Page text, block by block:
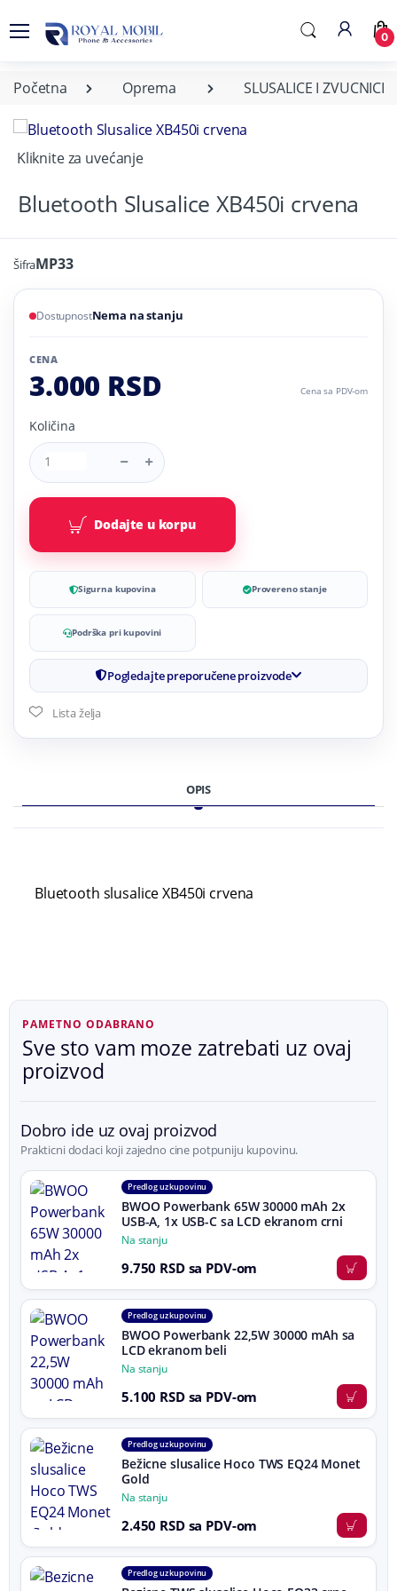
0
Početna Oprema SLUSALICE I ZVUCNICI
Kliknite za uvećanje
Bluetooth Slusalice XB450i crvena
ŠifraMP33
DostupnostNema na stanju
CENA
3.000 RSD Cena sa PDV-om
Količina
Dodajte u korpu
Sigurna kupovina Provereno stanje
Podrška pri kupovini
Pogledajte preporučene proizvode
Lista želja
OPIS
Bluetooth slusalice XB450i crvena
PAMETNO ODABRANO
Sve sto vam moze zatrebati uz ovaj
proizvod
Dobro ide uz ovaj proizvod
Prakticni dodaci koji zajedno cine potpuniju kupovinu.
Predlog uz kupovinu
BWOO Powerbank 65W 30000 mAh 2x
USB-A, 1x USB-C sa LCD ekranom crni
Na stanju
9.750 RSD sa PDV-om
Predlog uz kupovinu
BWOO Powerbank 22,5W 30000 mAh sa
LCD ekranom beli
Na stanju
5.100 RSD sa PDV-om
Predlog uz kupovinu
Bežicne slusalice Hoco TWS EQ24 Monet
Gold
Na stanju
2.450 RSD sa PDV-om
Predlog uz kupovinu